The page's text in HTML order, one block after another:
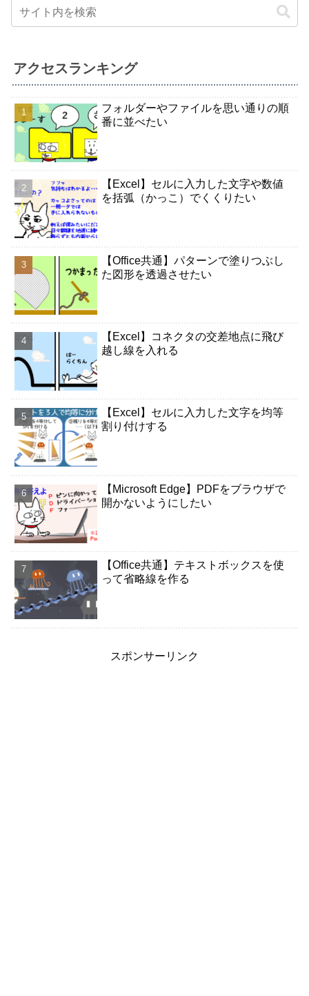
アクセスランキング
フォルダーやファイルを思い通りの順
番に並べたい
【Excel】セルに入力した文字や数値
を括弧（かっこ）でくくりたい
【Office共通】パターンで塗りつぶし
た図形を透過させたい
【Excel】コネクタの交差地点に飛び
越し線を入れる
【Excel】セルに入力した文字を均等
割り付けする
【Microsoft Edge】PDFをブラウザで
開かないようにしたい
【Office共通】テキストボックスを使
って省略線を作る
スポンサーリンク